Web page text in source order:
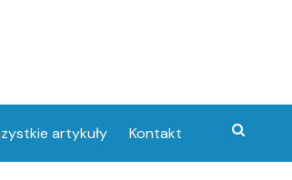
artykuły Kontakt